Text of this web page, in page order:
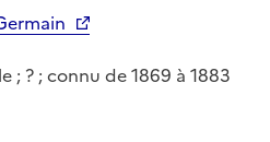
; ? ; connu de 1869 à 1883